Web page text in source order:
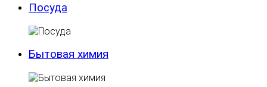
Посуда
Бытовая химия